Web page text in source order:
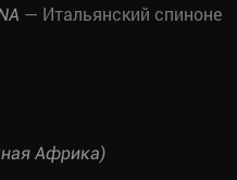
— Итальянский спиноне
Африка)